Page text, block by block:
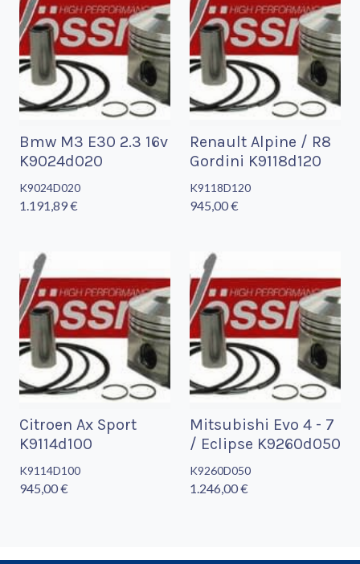
Bmw M3 E30 2.3 16v
K9024d020
K9024D020
1.191,89 €
Renault Alpine / R8
Gordini K9118d120
K9118D120
945,00 €
Citroen Ax Sport
K9114d100
K9114D100
945,00 €
Mitsubishi Evo 4 - 7
/ Eclipse K9260d050
K9260D050
1.246,00 €